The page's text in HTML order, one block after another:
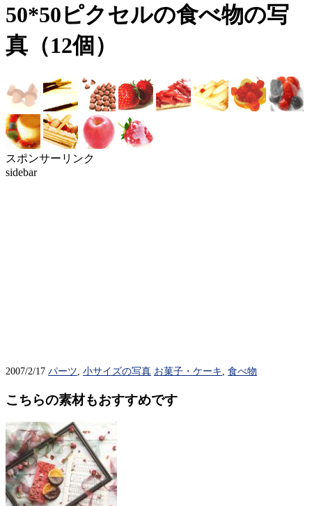
50*50ピクセルの食べ物の写
真（12個）
スポンサーリンク
sidebar
2007/2/17 パーツ 小サイズの写真 お菓子・ケーキ 食べ物
こちらの素材もおすすめです